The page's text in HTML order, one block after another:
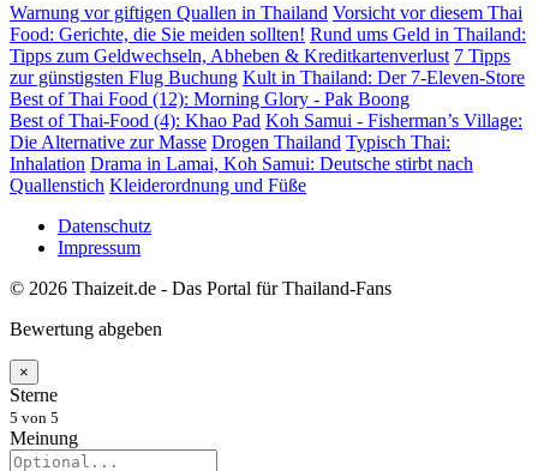
Warnung vor giftigen Quallen in Thailand Vorsicht vor diesem Thai
Food: Gerichte, die Sie meiden sollten! Rund ums Geld in Thailand:
Tipps zum Geldwechseln, Abheben & Kreditkartenverlust 7 Tipps
zur günstigsten Flug Buchung Kult in Thailand: Der 7-Eleven-Store
Best of Thai Food (12): Morning Glory - Pak Boong
Best of Thai-Food (4): Khao Pad Koh Samui - Fisherman’s Village:
Die Alternative zur Masse Drogen Thailand Typisch Thai:
Inhalation Drama in Lamai, Koh Samui: Deutsche stirbt nach
Quallenstich Kleiderordnung und Füße
Datenschutz
Impressum
© 2026 Thaizeit.de - Das Portal für Thailand-Fans
Bewertung abgeben
×
Sterne
5 von 5
Meinung